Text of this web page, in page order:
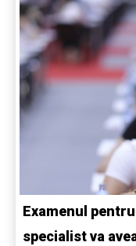
Examenul
specialist va